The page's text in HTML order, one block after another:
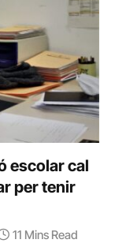
escolar cal
per tenir
11 Mins Read